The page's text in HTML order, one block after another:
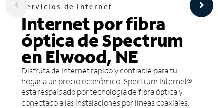
Servicios de Internet
Internet por fibra
óptica de Spectrum
en Elwood, NE
Disfruta de Internet rápido y confiable para tu
hogar a un precio económico. Spectrum Internet®
está respaldado por tecnología de fibra óptica y
conectado a las instalaciones por líneas coaxiales.